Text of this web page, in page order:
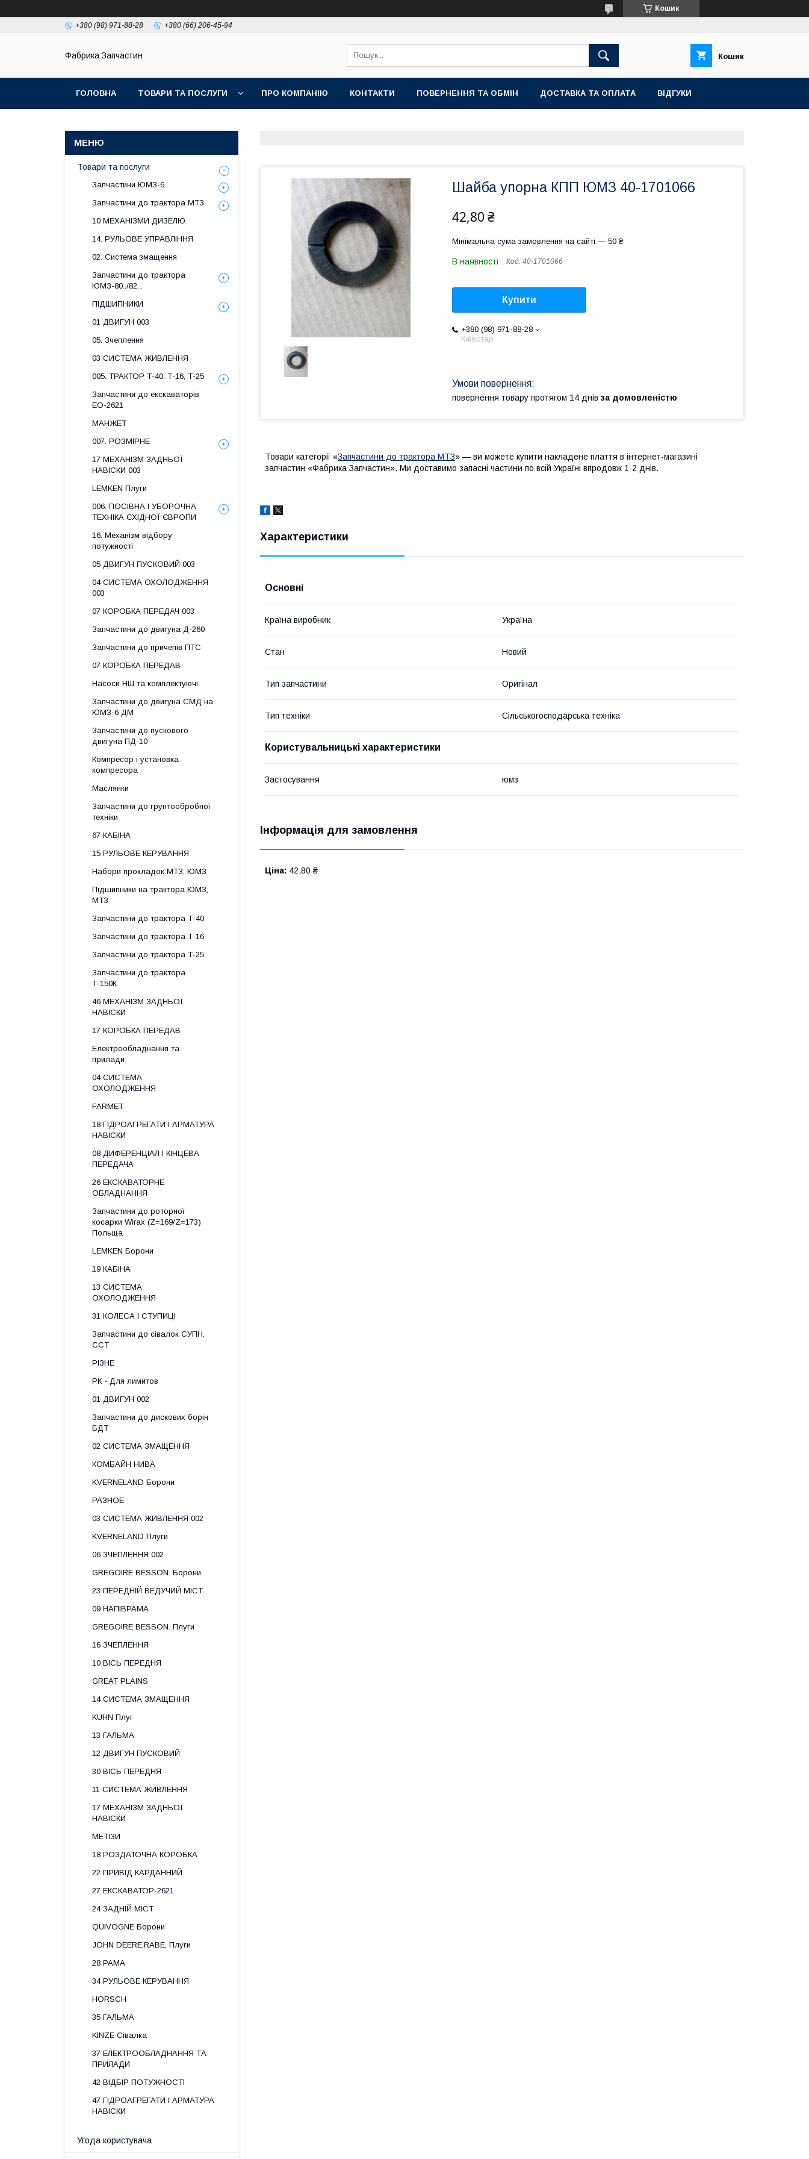
Кошик
+380 (98) 971-88-28 +380 (66) 206-45-94
Фабрика Запчастин Кошик
ГОЛОВНА ТОВАРИ ТА ПОСЛУГИ ПРО КОМПАНІЮ КОНТАКТИ ПОВЕРНЕННЯ ТА ОБМІН ДОСТАВКА ТА ОПЛАТА ВІДГУКИ
Шайба упорна КПП ЮМЗ 40-1701066
42,80 ₴
Мінімальна сума замовлення на сайті — 50 ₴
В наявності Код: 40-1701066
Купити
+380 (98) 971-88-28
Київстар
повернення товару протягом 14 днів за домовленістю
Товари категорії «Запчастини до трактора МТЗ» — ви можете купити накладене плаття в інтернет-магазині
запчастин «Фабрика Запчастин». Ми доставимо запасні частини по всій Україні впродовж 1-2 днів.
Характеристики
Основні
Країна виробник Україна
Стан Новий
Тип запчастини Оригінал
Тип техніки Сільськогосподарська техніка
Користувальницькі характеристики
Застосування юмз
Інформація для замовлення
Ціна: 42,80 ₴
Товари та послуги
Запчастини ЮМЗ-6
Запчастини до трактора МТЗ
10 МЕХАНІЗМИ ДИЗЕЛЮ
14. РУЛЬОВЕ УПРАВЛІННЯ
02. Система змащення
Запчастини до трактора
ЮМЗ-80../82...
ПІДШИПНИКИ
01 ДВИГУН 003
05. Зчеплення
03 СИСТЕМА ЖИВЛЕННЯ
005. ТРАКТОР Т-40, Т-16, Т-25
Запчастини до екскаваторів
ЕО-2621
МАНЖЕТ
007. РОЗМІРНЕ
17 МЕХАНІЗМ ЗАДНЬОЇ
НАВІСКИ 003
LEMKEN Плуги
006. ПОСІВНА І УБОРОЧНА
ТЕХНІКА СХІДНОЇ ЄВРОПИ
16. Механізм відбору
потужності
05 ДВИГУН ПУСКОВИЙ 003
04 СИСТЕМА ОХОЛОДЖЕННЯ
003
07 КОРОБКА ПЕРЕДАЧ 003
Запчастини до двигуна Д-260
Запчастини до причепів ПТС
07 КОРОБКА ПЕРЕДАВ
Насоси НШ та комплектуючі
Запчастини до двигуна СМД на
ЮМЗ-6 ДМ
Запчастини до пускового
двигуна ПД-10
Компресор і установка
компресора
Маслянки
Запчастини до грунтообробної
техніки
67 КАБІНА
15 РУЛЬОВЕ КЕРУВАННЯ
Набори прокладок МТЗ, ЮМЗ
Підшипники на трактора ЮМЗ,
МТЗ
Запчастини до трактора Т-40
Запчастини до трактора Т-16
Запчастини до трактора Т-25
Запчастини до трактора
Т-150К
46 МЕХАНІЗМ ЗАДНЬОЇ
НАВІСКИ
17 КОРОБКА ПЕРЕДАВ
Електрообладнання та
прилади
04 СИСТЕМА
ОХОЛОДЖЕННЯ
FARMET
18 ГІДРОАГРЕГАТИ І АРМАТУРА
НАВІСКИ
08 ДИФЕРЕНЦІАЛ І КІНЦЕВА
ПЕРЕДАЧА
26 ЕКСКАВАТОРНЕ
ОБЛАДНАННЯ
Запчастини до роторної
косарки Wirax (Z=169/Z=173)
Польща
LEMKEN Борони
19 КАБІНА
13 СИСТЕМА
ОХОЛОДЖЕННЯ
31 КОЛЕСА І СТУПИЦІ
Запчастини до сівалок СУПН,
ССТ
РІЗНЕ
РК - Для лимитов
01 ДВИГУН 002
Запчастини до дискових борін
БДТ
02 СИСТЕМА ЗМАЩЕННЯ
КОМБАЙН НИВА
KVERNELAND Борони
РАЗНОЕ
03 СИСТЕМА ЖИВЛЕННЯ 002
KVERNELAND Плуги
06 ЗЧЕПЛЕННЯ 002
GREGOIRE BESSON. Борони
23 ПЕРЕДНІЙ ВЕДУЧИЙ МІСТ
09 НАПІВРАМА
GREGOIRE BESSON. Плуги
16 ЗЧЕПЛЕННЯ
10 ВІСЬ ПЕРЕДНЯ
GREAT PLAINS
14 СИСТЕМА ЗМАЩЕННЯ
KUHN Плуг
13 ГАЛЬМА
12 ДВИГУН ПУСКОВИЙ
30 ВІСЬ ПЕРЕДНЯ
11 СИСТЕМА ЖИВЛЕННЯ
17 МЕХАНІЗМ ЗАДНЬОЇ
НАВІСКИ
МЕТІЗИ
18 РОЗДАТОЧНА КОРОБКА
22 ПРИВІД КАРДАННИЙ
27 ЕКСКАВАТОР-2621
24 ЗАДНІЙ МІСТ
QUIVOGNE Борони
JOHN DEERE,RABE, Плуги
28 РАМА
34 РУЛЬОВЕ КЕРУВАННЯ
HORSCH
35 ГАЛЬМА
KINZE Сівалка
37 ЕЛЕКТРООБЛАДНАННЯ ТА
ПРИЛАДИ
42 ВІДБІР ПОТУЖНОСТІ
47 ГІДРОАГРЕГАТИ І АРМАТУРА
НАВІСКИ
Угода користувача